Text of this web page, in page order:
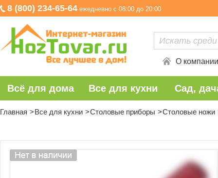
8 (800) 234-65-64 ежедневно с 08:00 до 20:00
О компании
Всё для дома Все для кухни Сад,
Главная Все для кухни Столовые приборы Столовые ножи